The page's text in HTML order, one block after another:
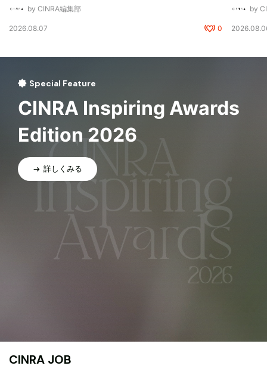
by CINRA編集部
2026.08.07 0
by
Special Feature
CINRA Inspiring Awards
Edition 2026
詳しくみる
CINRA JOB